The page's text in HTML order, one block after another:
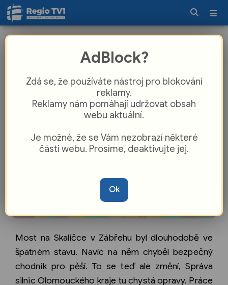
opravou. Přibude i chybějící chodník
Most na Skaličce v Zábřehu byl dlouhodobě ve
špatném stavu. Navíc na něm chyběl bezpečný
chodník pro pěší. To se teď ale změní, Správa
silnic Olomouckého kraje tu chystá opravy. Práce
AdBlock?
Zdá se, že používáte nástroj pro blokování
reklamy.
Reklamy nám pomáhají udržovat obsah
webu aktuální.
Je možné, že se Vám nezobrazí některé
části webu. Prosíme, deaktivujte jej.
Ok